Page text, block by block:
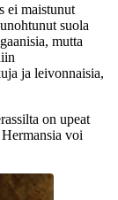
ei maistunut
suola
mutta
ja leivonnaisia,
on upeat
voi